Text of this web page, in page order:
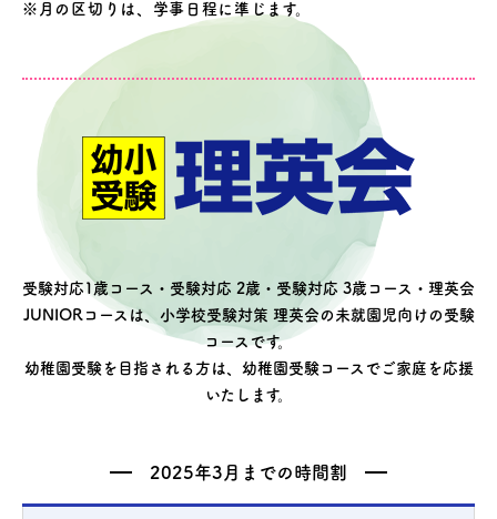
※月の区切りは、学事日程に準じます。
受験対応1歳コース・受験対応 2歳・受験対応 3歳コース・理英会
JUNIORコースは、小学校受験対策 理英会の未就園児向けの受験
コースです。
幼稚園受験を目指される方は、幼稚園受験コースでご家庭を応援
いたします。
2025年3月までの時間割